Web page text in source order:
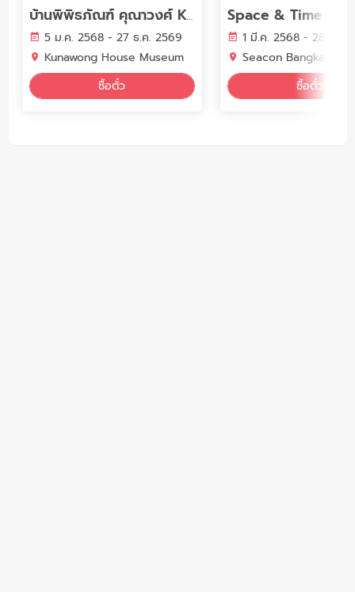
บ้านพิพิธภัณฑ์ คุณาวงศ์ Kunawong House Museum
5 ม.ค. 2568 - 27 ธ.ค. 2569
Kunawong House Museum
ซื้อตั๋ว
Space & Time
1 มี.ค. 2568 - 28 ก.พ.
Seacon Bangkae
ซื้อตั๋ว